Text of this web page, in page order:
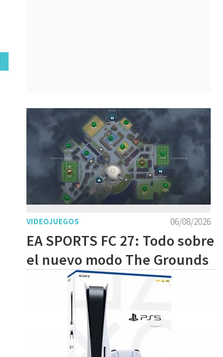
06/08/2026
VIDEOJUEGOS
EA SPORTS FC 27: Todo sobre
el nuevo modo The Grounds